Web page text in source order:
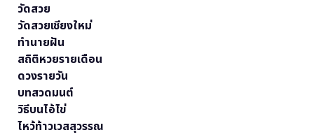
วัดสวย
วัดสวยเชียงใหม่
ทำนายฝัน
สถิติหวยรายเดือน
ดวงรายวัน
บทสวดมนต์
วิธีบนไอ้ไข่
ไหว้ท้าวเวสสุวรรณ